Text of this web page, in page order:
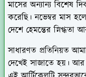
মাসের অন্যান্য বিশেষ
করেছি। নভেম্বর মাস
দেশে হেমন্তের
সাধারণত প্রতিনিয়ত
দেখেই সাজাতে হয়।